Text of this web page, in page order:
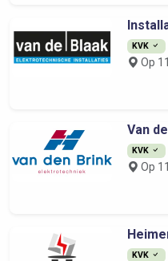
KVK
Op
Van
KVK
Op
KVK